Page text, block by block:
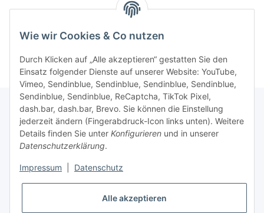
Kategorien
Informationen
Gesetzliche Informationen
Wie wir Cookies & Co nutzen
Durch Klicken auf „Alle akzeptieren“ gestatten Sie den
Einsatz folgender Dienste auf unserer Website: YouTube,
Vimeo, Sendinblue, Sendinblue, Sendinblue, Sendinblue,
Sendinblue, Sendinblue, ReCaptcha, TikTok Pixel,
dash.bar, dash.bar, Brevo. Sie können die Einstellung
jederzeit ändern (Fingerabdruck-Icon links unten). Weitere
Details finden Sie unter Konfigurieren und in unserer
Datenschutzerklärung.
Impressum Datenschutz
Alle akzeptieren